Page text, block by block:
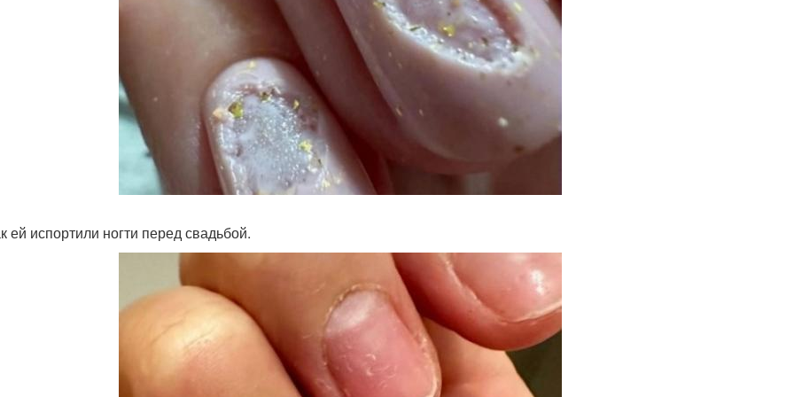
ей испортили ногти перед свадьбой.